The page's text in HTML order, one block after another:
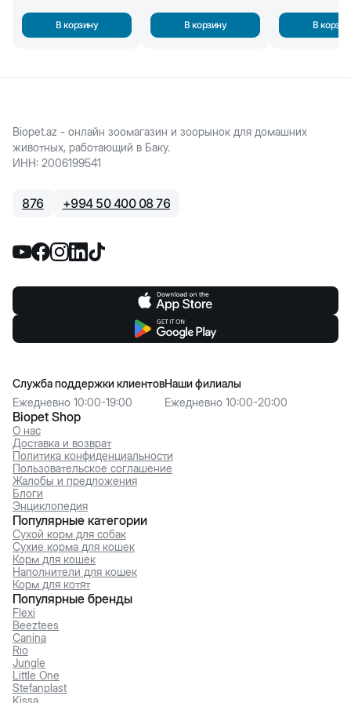
В корзину В корзину В
Biopet.az - онлайн зоомагазин и зоорынок для домашних
животных, работающий в Баку.
ИНН: 2006199541
876 +994 50 400 08 76
Biopet Shop
О нас
Доставка и возврат
Политика конфиденциальности
Пользовательское соглашение
Жалобы и предложения
Блоги
Энциклопедия
Служба поддержки клиентов
Ежедневно 10:00-19:00
Наши филиалы
Ежедневно 10:00-20:00
Популярные категории
Сухой корм для собак
Сухие корма для кошек
Корм для кошек
Наполнители для кошек
Корм для котят
Популярные бренды
Flexi
Beeztees
Canina
Rio
Jungle
Little One
Stefanplast
Kissa